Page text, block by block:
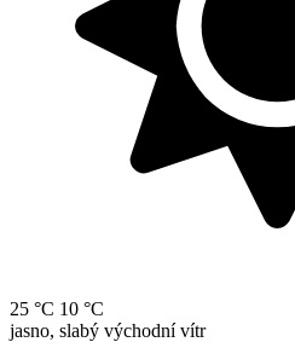
25 °C 10 °C
jasno, slabý východní vítr